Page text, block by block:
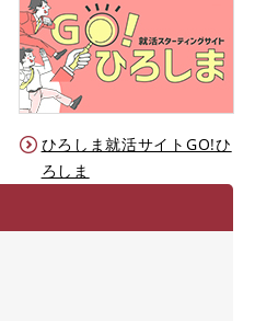
ひろしま就活サイトGO!ひ
ろしま